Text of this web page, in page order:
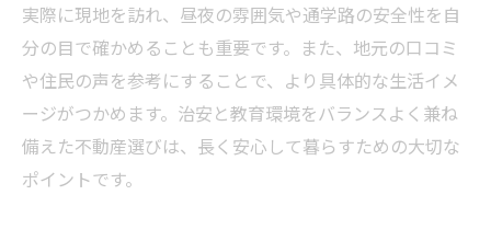
実際に現地を訪れ、昼夜の雰囲気や通学路の安全性を自
分の目で確かめることも重要です。また、地元の口コミ
や住民の声を参考にすることで、より具体的な生活イメ
ージがつかめます。治安と教育環境をバランスよく兼ね
備えた不動産選びは、長く安心して暮らすための大切な
ポイントです。